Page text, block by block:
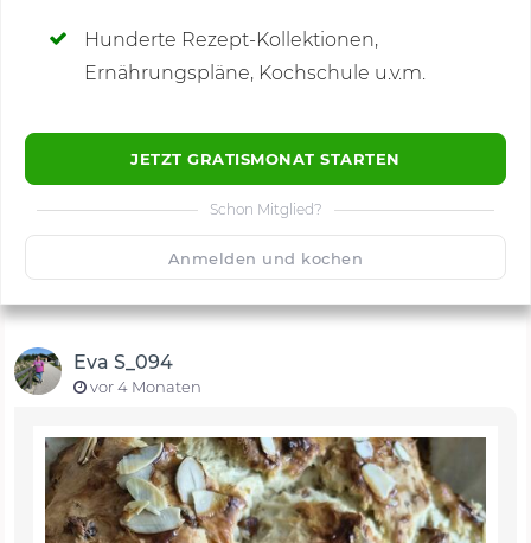
Hunderte Rezept-Kollektionen,
Ernährungspläne, Kochschule u.v.m.
JETZT GRATISMONAT STARTEN
Schon Mitglied?
Anmelden und kochen
Kommentare(23)
🙂 Speichern
Eva S_094
vor 4 Monaten